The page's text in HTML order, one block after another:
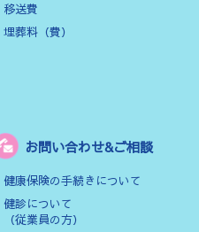
移送費
埋葬料（費）
お問い合わせ&ご相談
健康保険の手続きについて
健診について
（従業員の方）